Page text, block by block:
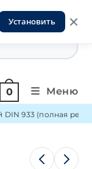
Установить
0 Меню
933 (полная